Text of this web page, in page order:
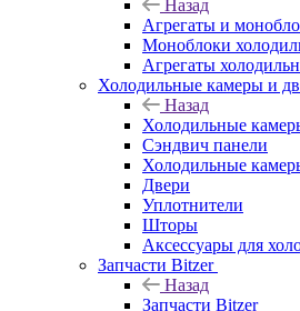
Назад
Агрегаты и
Моноблоки
Агрегаты
Холодильные камеры и
Назад
Холодильные
Сэндвич панели
Холодильные
Двери
Уплотнители
Шторы
Аксессуары для
Запчасти Bitzer
Назад
Запчасти Bitzer